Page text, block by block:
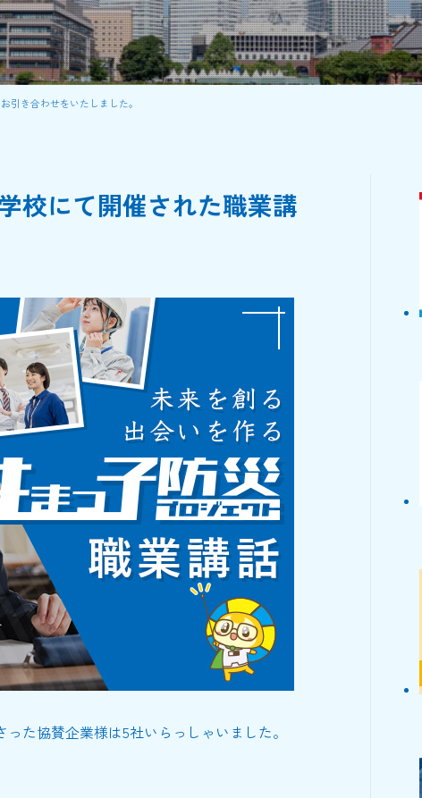
引き合わせをいたしました。
校にて開催された職業講
た協賛企業様は5社いらっしゃいました。